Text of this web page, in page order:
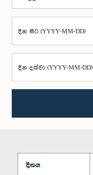
දින සිට (YYYY-MM-DD)
දින දක්වා (YYYY-MM-DD)
දිනය